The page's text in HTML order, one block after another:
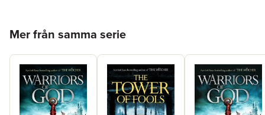
Mer från samma serie